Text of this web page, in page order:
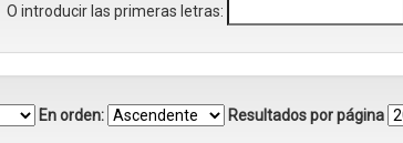
O introducir las primeras letras:
En orden: Resultados por página